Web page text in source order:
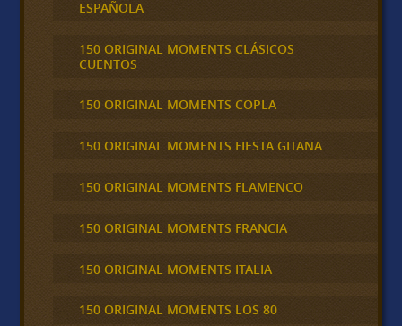
ESPAÑOLA
150 ORIGINAL MOMENTS CLÁSICOS
CUENTOS
150 ORIGINAL MOMENTS COPLA
150 ORIGINAL MOMENTS FIESTA GITANA
150 ORIGINAL MOMENTS FLAMENCO
150 ORIGINAL MOMENTS FRANCIA
150 ORIGINAL MOMENTS ITALIA
150 ORIGINAL MOMENTS LOS 80